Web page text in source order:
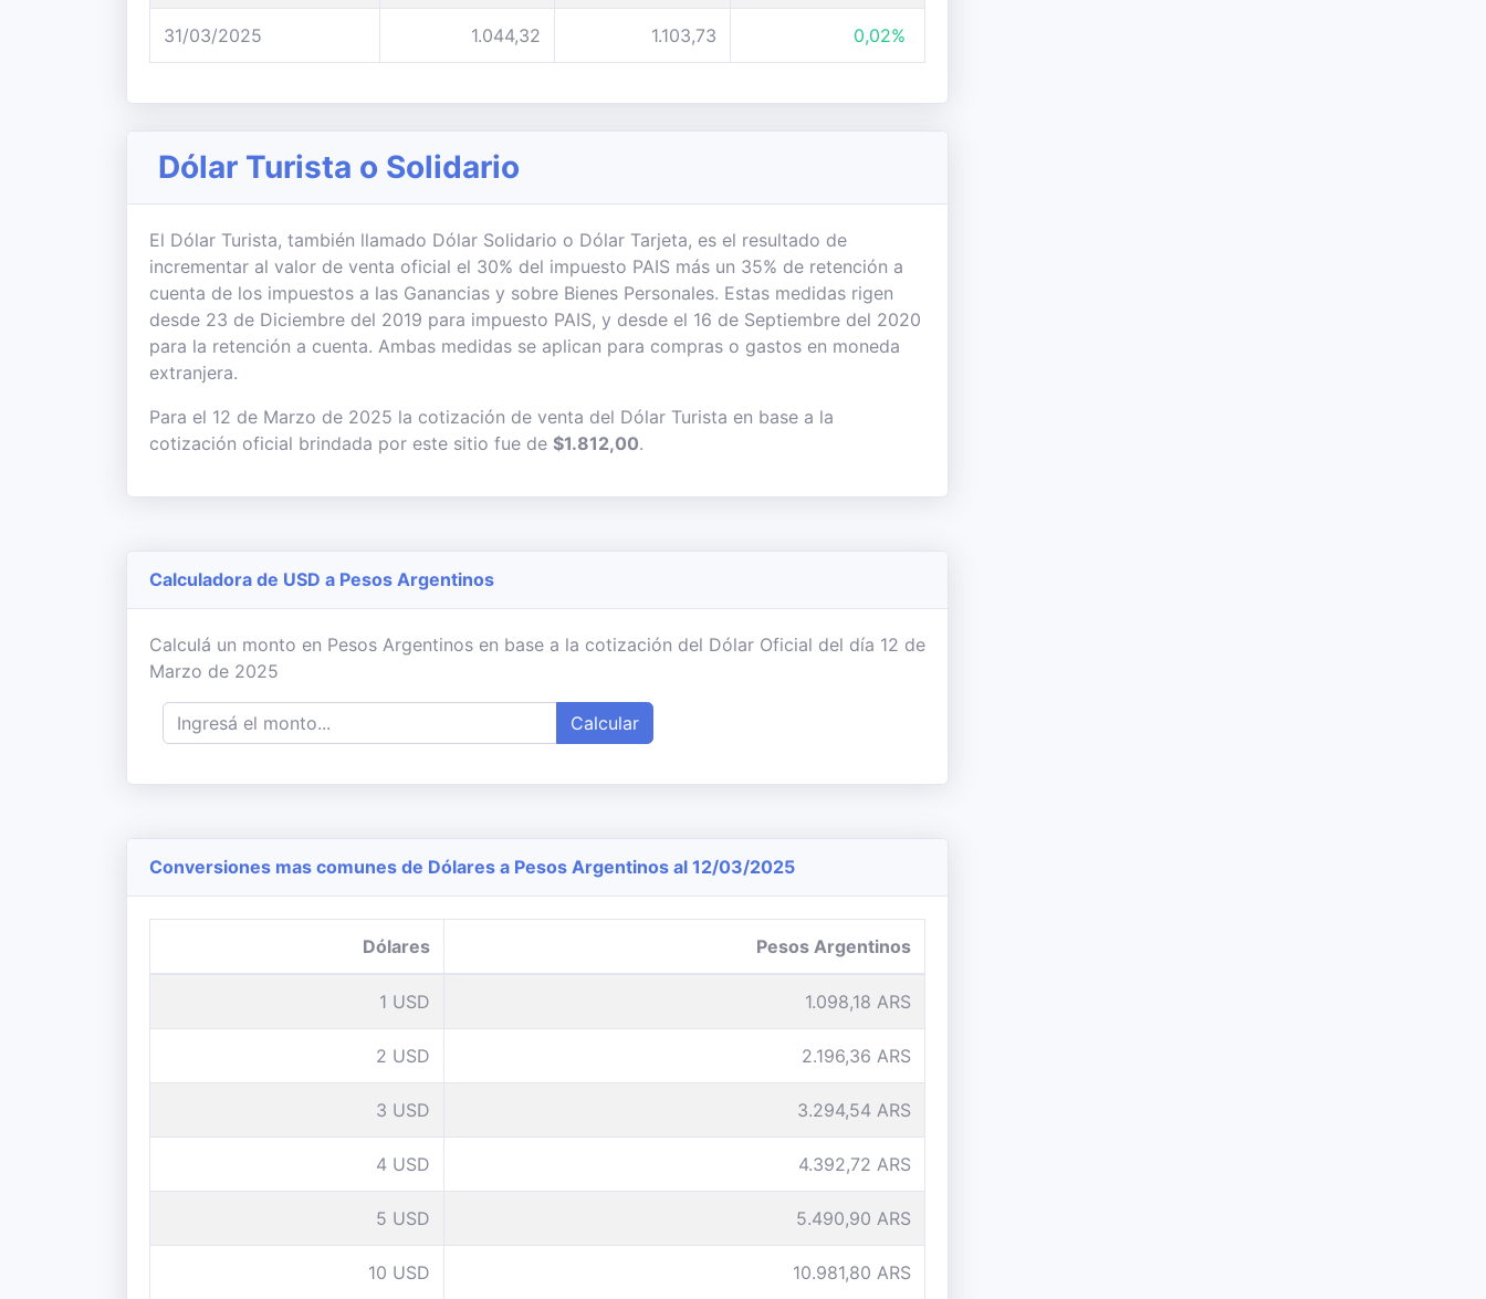
31/03/2025 1.044,32 1.103,73 0,02%
Dólar Turista o Solidario
El Dólar Turista, también llamado Dólar Solidario o Dólar Tarjeta, es el resultado de
incrementar al valor de venta oficial el 30% del impuesto PAIS más un 35% de retención a
cuenta de los impuestos a las Ganancias y sobre Bienes Personales. Estas medidas rigen
desde 23 de Diciembre del 2019 para impuesto PAIS, y desde el 16 de Septiembre del 2020
para la retención a cuenta. Ambas medidas se aplican para compras o gastos en moneda
extranjera.
Para el 12 de Marzo de 2025 la cotización de venta del Dólar Turista en base a la
cotización oficial brindada por este sitio fue de $1.812,00.
Calculadora de USD a Pesos Argentinos
Calculá un monto en Pesos Argentinos en base a la cotización del Dólar Oficial del día 12 de
Marzo de 2025
Calcular
Conversiones mas comunes de Dólares a Pesos Argentinos al 12/03/2025
Dólares Pesos Argentinos
1 USD 1.098,18 ARS
2 USD 2.196,36 ARS
3 USD 3.294,54 ARS
4 USD 4.392,72 ARS
5 USD 5.490,90 ARS
10 USD 10.981,80 ARS